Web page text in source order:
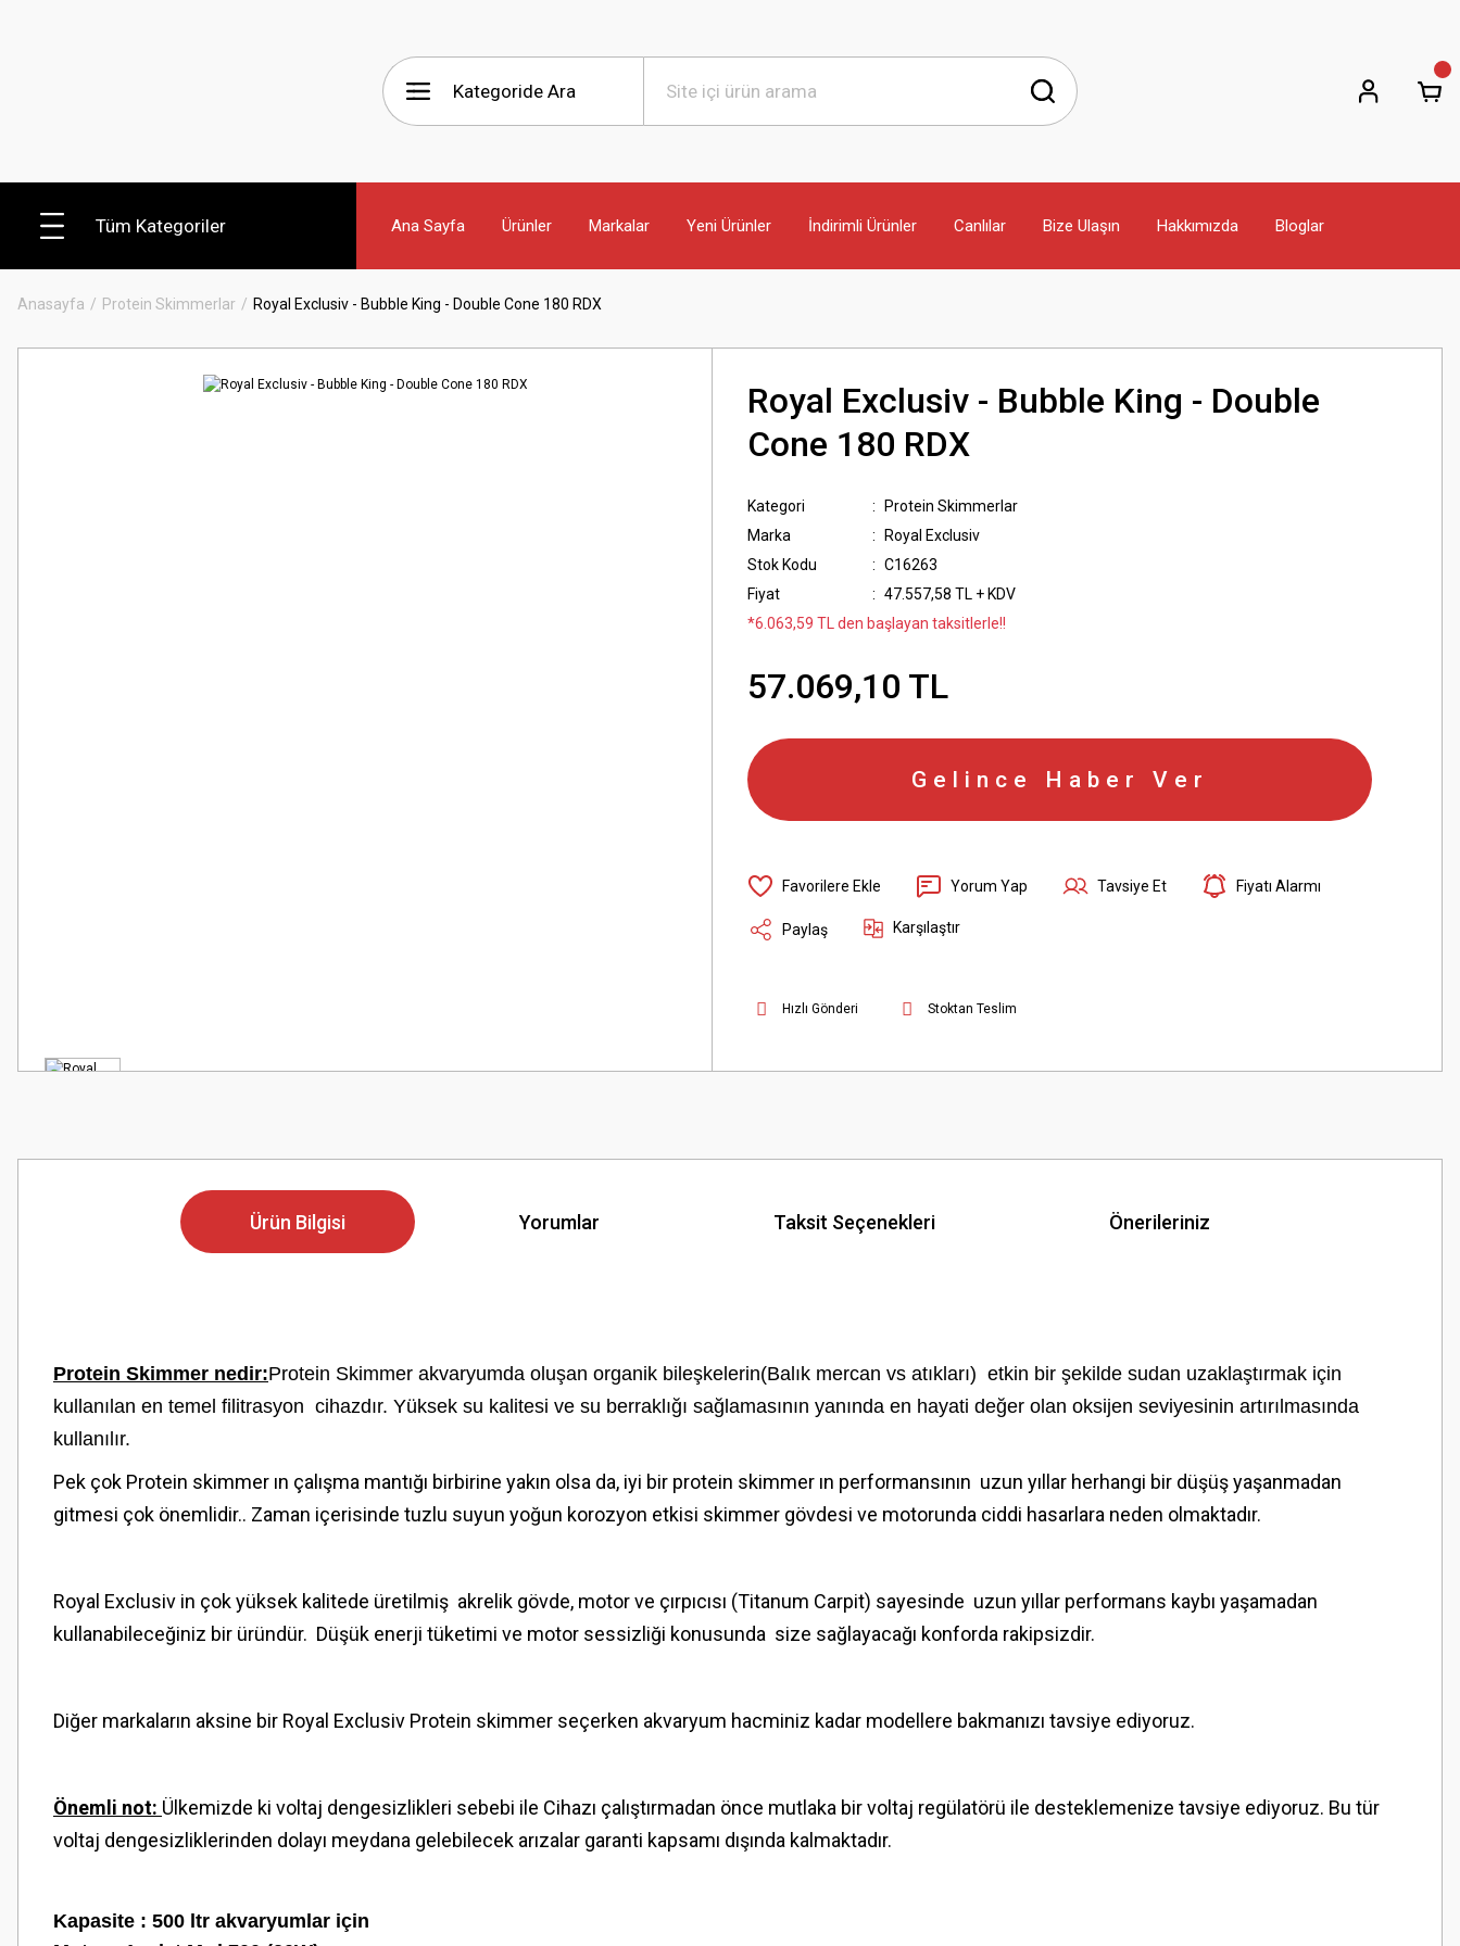
Tüm Kategoriler Ana Sayfa Ürünler Markalar Yeni Ürünler İndirimli Ürünler Canlılar Bize Ulaşın Hakkımızda Bloglar
Anasayfa Protein Skimmerlar Royal Exclusiv - Bubble King - Double Cone 180 RDX
Royal Exclusiv - Bubble King - Double
Cone 180 RDX
Kategori
Protein Skimmerlar
Marka
Royal Exclusiv
Stok Kodu
C16263
Fiyat
47.557,58 TL + KDV
*6.063,59 TL den başlayan taksitlerle!!
57.069,10 TL
Gelince Haber Ver
Yorum Yap Tavsiye Et Fiyatı Alarmı
Paylaş Karşılaştır
Hızlı Gönderi Stoktan Teslim
Ürün Bilgisi Yorumlar Taksit Seçenekleri Önerileriniz
Protein Skimmer nedir:Protein Skimmer akvaryumda oluşan organik bileşkelerin(Balık mercan vs atıkları) etkin bir şekilde sudan uzaklaştırmak için
kullanılan en temel filitrasyon cihazdır. Yüksek su kalitesi ve su berraklığı sağlamasının yanında en hayati değer olan oksijen seviyesinin artırılmasında
kullanılır.
Pek çok Protein skimmer ın çalışma mantığı birbirine yakın olsa da, iyi bir protein skimmer ın performansının uzun yıllar herhangi bir düşüş yaşanmadan
gitmesi çok önemlidir.. Zaman içerisinde tuzlu suyun yoğun korozyon etkisi skimmer gövdesi ve motorunda ciddi hasarlara neden olmaktadır.
Royal Exclusiv in çok yüksek kalitede üretilmiş akrelik gövde, motor ve çırpıcısı (Titanum Carpit) sayesinde uzun yıllar performans kaybı yaşamadan
kullanabileceğiniz bir üründür. Düşük enerji tüketimi ve motor sessizliği konusunda size sağlayacağı konforda rakipsizdir.
Diğer markaların aksine bir Royal Exclusiv Protein skimmer seçerken akvaryum hacminiz kadar modellere bakmanızı tavsiye ediyoruz.
Önemli not: Ülkemizde ki voltaj dengesizlikleri sebebi ile Cihazı çalıştırmadan önce mutlaka bir voltaj regülatörü ile desteklemenize tavsiye ediyoruz. Bu tür
voltaj dengesizliklerinden dolayı meydana gelebilecek arızalar garanti kapsamı dışında kalmaktadır.
Kapasite : 500 ltr akvaryumlar için